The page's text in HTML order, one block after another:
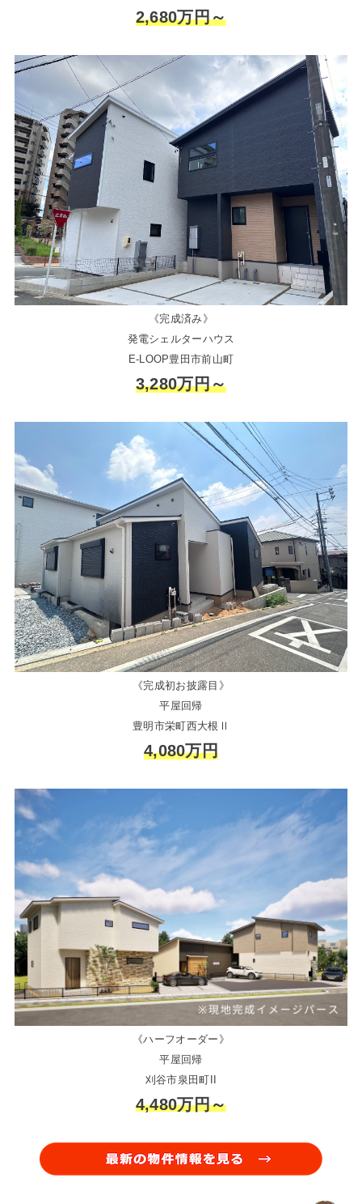
2,680万円～
《完成済み》
発電シェルターハウス
E-LOOP豊田市前山町
3,280万円～
《完成初お披露目》
平屋回帰
豊明市栄町西大根Ⅱ
4,080万円
《ハーフオーダー》
平屋回帰
刈谷市泉田町II
4,480万円～